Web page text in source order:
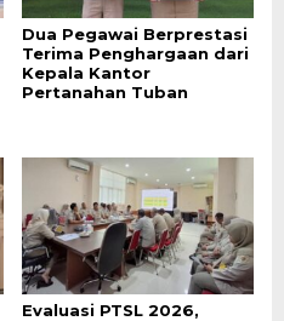
Dua Pegawai Berprestasi
Terima Penghargaan dari
Kepala Kantor
Pertanahan Tuban
Evaluasi PTSL 2026,